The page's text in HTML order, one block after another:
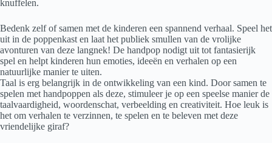
knuffelen.
Bedenk zelf of samen met de kinderen een spannend verhaal. Speel het
uit in de poppenkast en laat het publiek smullen van de vrolijke
avonturen van deze langnek! De handpop nodigt uit tot fantasierijk
spel en helpt kinderen hun emoties, ideeën en verhalen op een
natuurlijke manier te uiten.
Taal is erg belangrijk in de ontwikkeling van een kind. Door samen te
spelen met handpoppen als deze, stimuleer je op een speelse manier de
taalvaardigheid, woordenschat, verbeelding en creativiteit. Hoe leuk is
het om verhalen te verzinnen, te spelen en te beleven met deze
vriendelijke giraf?